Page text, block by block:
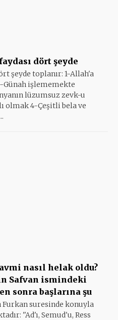
dört şeyde
şeyde toplanır: 1-Allah'a
Günah işlememekte
lüzumsuz zevk-u
olmak 4-Çeşitli bela ve
nasıl helak oldu?
Safvan ismindeki
sonra başlarına şu
Furkan suresinde konuyla
''Ad'ı, Semud'u, Ress